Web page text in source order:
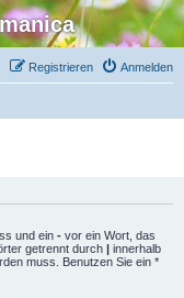
Anmelden
Registrieren
und ein - vor ein Wort, das
getrennt durch | innerhalb
muss. Benutzen Sie ein *